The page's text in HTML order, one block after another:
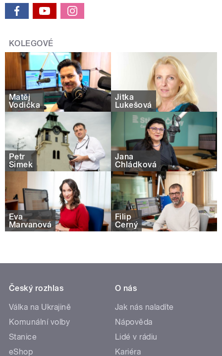
KOLEGOVÉ
Matěj
Vodička
Jitka
Lukešová
Petr
Šimek
Jana
Chládková
Eva
Marvanová
Filip
Černý
Český rozhlas
Válka na Ukrajině
Komunální volby
Stanice
eShop
O nás
Jak nás naladíte
Nápověda
Lidé v rádiu
Kariéra